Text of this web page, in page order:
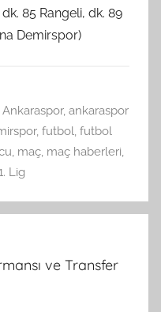
85 Rangeli, dk. 89
Demirspor)
Ankaraspor, ankaraspor
, futbol, futbol
, maç, maç haberleri,
Lig
ve Transfer